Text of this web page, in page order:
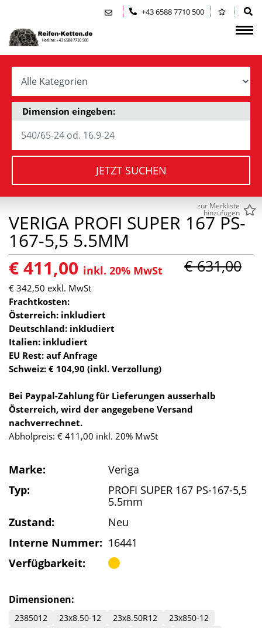
Zum Inhalt springen (Alt+0)
Zum Hauptmenü springen (Alt+1)+43 6588 7710 500
Dimension eingeben:
JETZT SUCHEN
zur Merkliste
hinzufügen
VERIGA PROFI SUPER 167 PS-
167-5,5 5.5MM
€ 411,00 inkl. 20% MwSt € 631,00
€ 342,50 exkl. MwSt
Frachtkosten:
Österreich: inkludiert
Deutschland: inkludiert
Italien: inkludiert
EU Rest: auf Anfrage
Schweiz: € 104,90 (inkl. Verzollung)
Bei Paypal-Zahlung für Lieferungen ausserhalb
Österreich, wird der angegebene Versand
nachverrechnet.
Abholpreis: € 411,00 inkl. 20% MwSt
Marke:
Veriga
Typ:
PROFI SUPER 167 PS-167-5,5
5.5mm
Zustand:
Neu
Interne Nummer: 16441
Verfügbarkeit:
Dimensionen:
2385012 23x8.50-12 23x8.50R12
23x850-12